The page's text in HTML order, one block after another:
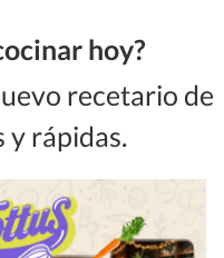
hoy?
recetario de
y rápidas.